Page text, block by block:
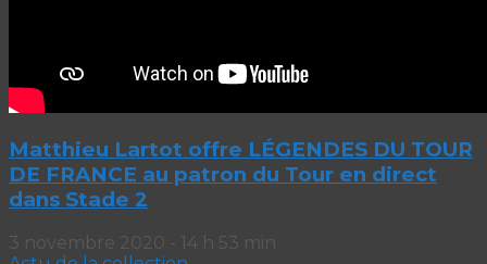
Matthieu Lartot offre LÉGENDES DU TOUR
DE FRANCE au patron du Tour en direct
dans Stade 2
3 novembre 2020 - 14 h 53 min